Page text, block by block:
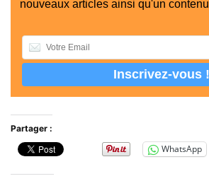
nouveaux articles ainsi qu'un
Partager :
WhatsApp